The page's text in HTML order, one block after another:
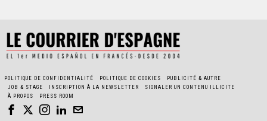
POLITIQUE DE CONFIDENTIALITÉ POLITIQUE DE COOKIES
PUBLICITÉ & AUTRE
JOB & STAGE
INSCRIPTION À LA NEWSLETTER
SIGNALER UN CONTENU ILLICITE
À PROPOS
PRESS ROOM